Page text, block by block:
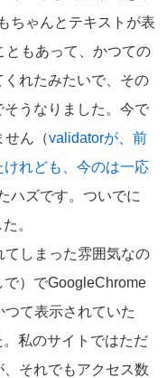
ちゃんとテキストが表
ともあって、かつての
れたみたいで、その
うなりました。今で
せん（validatorが、前
れども、今のは一応
ハズです。ついでに
。
しまった雰囲気なの
）でGoogleChrome
て表示されていた
私のサイトではただ
それでもアクセス数